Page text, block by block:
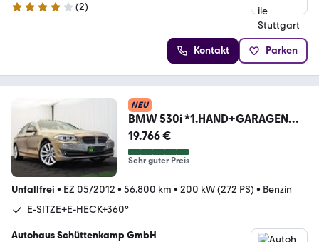
4.2 Sterne
(2)
Kontakt Parken
NEU
BMW 530i *1.HAND+GARAGENW.*
SCHIEBED.+360°+E-SITZE
19.766 €
Sehr guter Preis
Unfallfrei • EZ 05/2012 • 56.800 km • 200 kW (272 PS) • Benzin
E-SITZE+E-HECK+360°
Autohaus Schüttenkamp GmbH